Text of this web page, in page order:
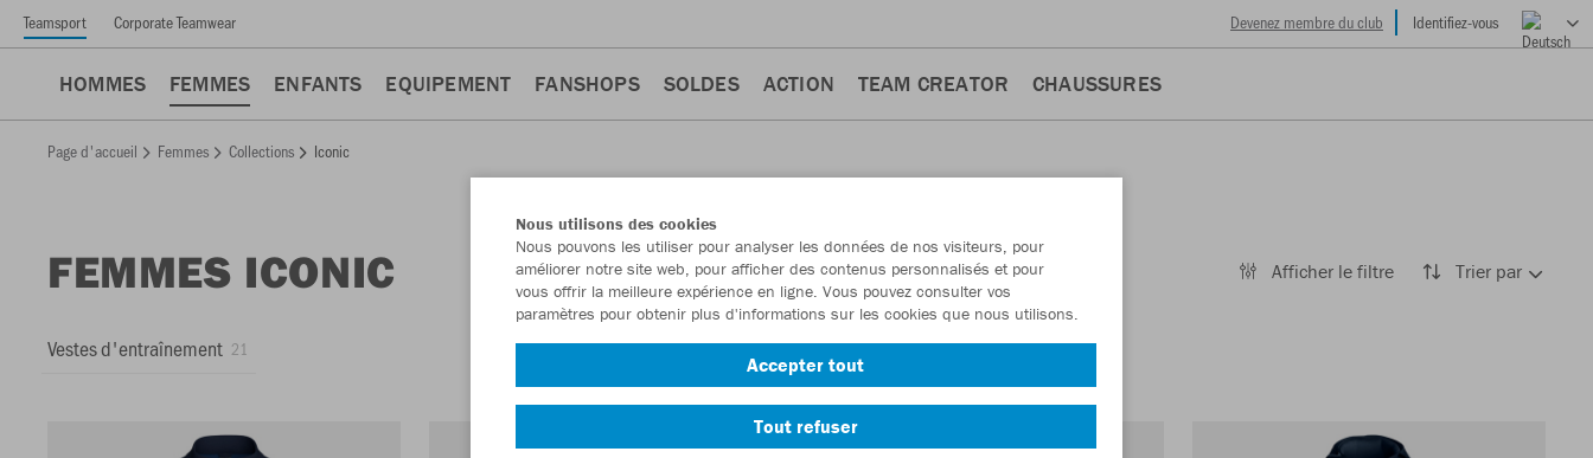
Teamsport Corporate Teamwear Devenez membre du club Identifiez-vous
HOMMES FEMMES ENFANTS EQUIPEMENT FANSHOPS SOLDES ACTION TEAM CREATOR CHAUSSURES
Page d'accueil Femmes Collections Iconic
FEMMES ICONIC Afficher le filtre Trier par
Vestes d'entraînement 21
Nous utilisons des cookies
Nous pouvons les utiliser pour analyser les données de nos visiteurs, pour
améliorer notre site web, pour afficher des contenus personnalisés et pour
vous offrir la meilleure expérience en ligne. Vous pouvez consulter vos
paramètres pour obtenir plus d'informations sur les cookies que nous utilisons.
Accepter tout
Tout refuser